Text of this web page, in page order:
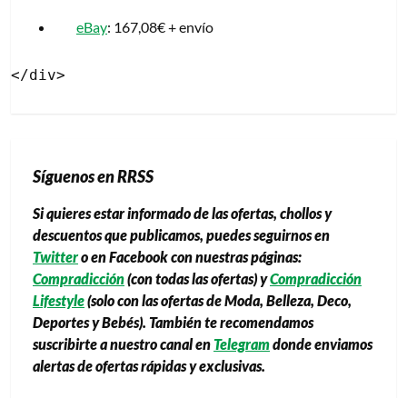
eBay: 167,08€ + envío
Síguenos en RRSS
Si quieres estar informado de las ofertas, chollos y
descuentos que publicamos, puedes seguirnos en
Twittero en Facebook con nuestras páginas:
Compradicción(con todas las ofertas) yCompradicción
Lifestyle(solo con las ofertas de Moda, Belleza, Deco,
Deportes y Bebés). También te recomendamos
suscribirte a nuestro canal enTelegramdonde enviamos
alertas de ofertas rápidas y exclusivas.